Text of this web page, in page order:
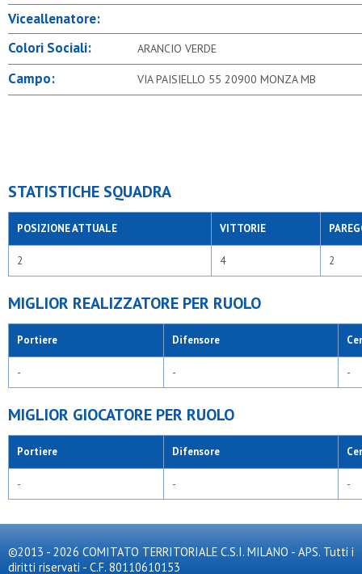
Viceallenatore:
Colori Sociali:
ARANCIO VERDE
Campo: VIA PAISIELLO 55 20900 MONZA MB
STATISTICHE SQUADRA
POSIZIONE ATTUALE VITTORIE
2 4 2
MIGLIOR REALIZZATORE PER RUOLO
Portiere Difensore
- - -
MIGLIOR GIOCATORE PER RUOLO
Portiere Difensore
- - -
©2013 - 2026 COMITATO TERRITORIALE C.S.I. MILANO - APS. Tutti i
diritti riservati - C.F. 80110610153